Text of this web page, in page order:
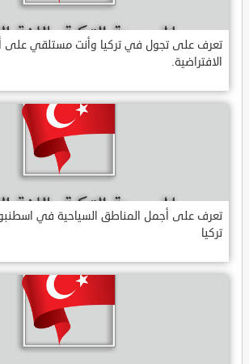
تعرف على تجول في تركيا وأنت مستلقي على
الافتراضية.
تعرف على أجمل المناطق السياحية في
تركيا